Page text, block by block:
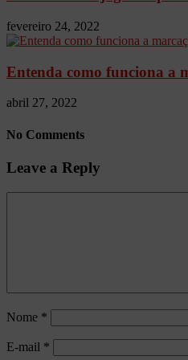
fevereiro 24, 2022
Entenda como funciona a
abril 27, 2022
No Comments
Leave a Reply
Nome *
E-mail *